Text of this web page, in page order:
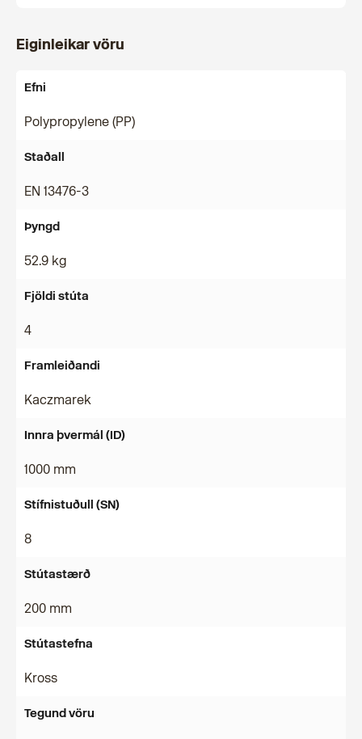
Eiginleikar vöru
Efni
Polypropylene (PP)
Staðall
EN 13476-3
Þyngd
52.9 kg
Fjöldi stúta
4
Framleiðandi
Kaczmarek
Innra þvermál (ID)
1000 mm
Stífnistuðull (SN)
8
Stútastærð
200 mm
Stútastefna
Kross
Tegund vöru